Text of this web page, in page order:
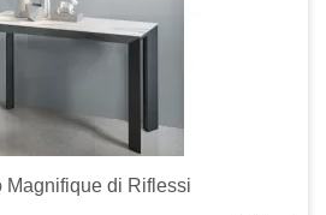
Magnifique di Riflessi